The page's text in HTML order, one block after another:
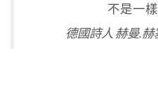
不是一樣
德國詩人 赫曼.赫